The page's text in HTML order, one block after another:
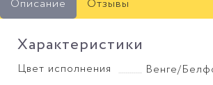
Описание Отзывы
Характеристики
Цвет исполнения
Венге/